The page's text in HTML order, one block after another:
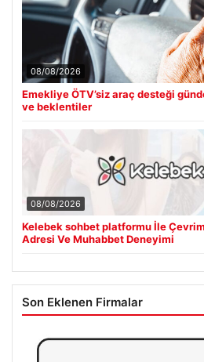
08/08/2026
Emekliye ÖTV’siz araç desteği
ve beklentiler
08/08/2026
Kelebek sohbet platformu İle
Adresi Ve Muhabbet Deneyimi
Son Eklenen Firmalar